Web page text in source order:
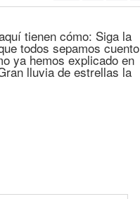
tienen cómo: Siga la
todos sepamos cuento
ya hemos explicado en
lluvia de estrellas la